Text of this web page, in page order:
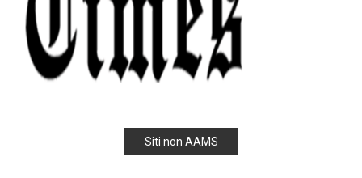
Siti non AAMS